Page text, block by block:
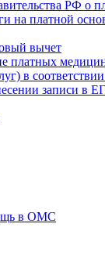
РФ о
на платной
вычет
платных
в
записи в
в ОМС